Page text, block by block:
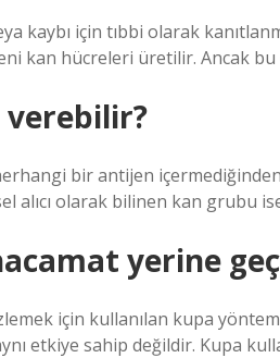
kaybı için tıbbi olarak
kan hücreleri üretilir. Ancak
bir antijen
alıcı olarak bilinen kan grubu
yerine
için kullanılan kupa
etkiye sahip değildir. Kupa